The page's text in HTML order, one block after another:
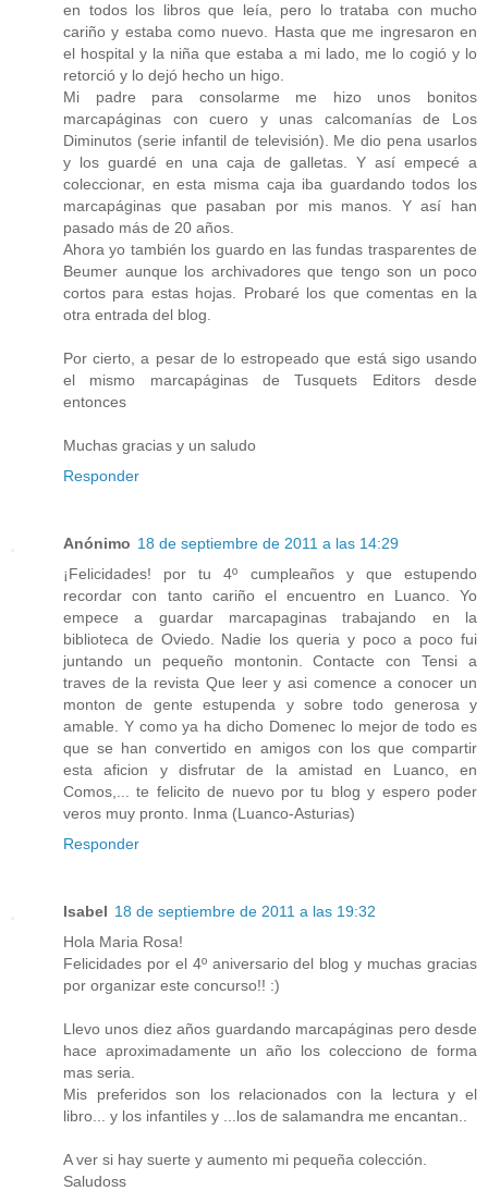
en todos los libros que leía, pero lo trataba con mucho
cariño y estaba como nuevo. Hasta que me ingresaron en
el hospital y la niña que estaba a mi lado, me lo cogió y lo
retorció y lo dejó hecho un higo.
Mi padre para consolarme me hizo unos bonitos
marcapáginas con cuero y unas calcomanías de Los
Diminutos (serie infantil de televisión). Me dio pena usarlos
y los guardé en una caja de galletas. Y así empecé a
coleccionar, en esta misma caja iba guardando todos los
marcapáginas que pasaban por mis manos. Y así han
pasado más de 20 años.
Ahora yo también los guardo en las fundas trasparentes de
Beumer aunque los archivadores que tengo son un poco
cortos para estas hojas. Probaré los que comentas en la
otra entrada del blog.
Por cierto, a pesar de lo estropeado que está sigo usando
el mismo marcapáginas de Tusquets Editors desde
entonces
Muchas gracias y un saludo
Responder
Anónimo 18 de septiembre de 2011 a las 14:29
¡Felicidades! por tu 4º cumpleaños y que estupendo
recordar con tanto cariño el encuentro en Luanco. Yo
empece a guardar marcapaginas trabajando en la
biblioteca de Oviedo. Nadie los queria y poco a poco fui
juntando un pequeño montonin. Contacte con Tensi a
traves de la revista Que leer y asi comence a conocer un
monton de gente estupenda y sobre todo generosa y
amable. Y como ya ha dicho Domenec lo mejor de todo es
que se han convertido en amigos con los que compartir
esta aficion y disfrutar de la amistad en Luanco, en
Comos,... te felicito de nuevo por tu blog y espero poder
veros muy pronto. Inma (Luanco-Asturias)
Responder
Isabel 18 de septiembre de 2011 a las 19:32
Hola Maria Rosa!
Felicidades por el 4º aniversario del blog y muchas gracias
por organizar este concurso!! :)
Llevo unos diez años guardando marcapáginas pero desde
hace aproximadamente un año los colecciono de forma
mas seria.
Mis preferidos son los relacionados con la lectura y el
libro... y los infantiles y ...los de salamandra me encantan..
A ver si hay suerte y aumento mi pequeña colección.
Saludoss